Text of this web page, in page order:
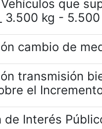
que
3.500 kg - 5.500
cambio de
transmisión
el
de Interés